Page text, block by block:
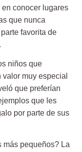
en conocer lugares
que nunca
favorita de
niños que
muy especial
que preferían
que les
por parte de sus
más pequeños? La